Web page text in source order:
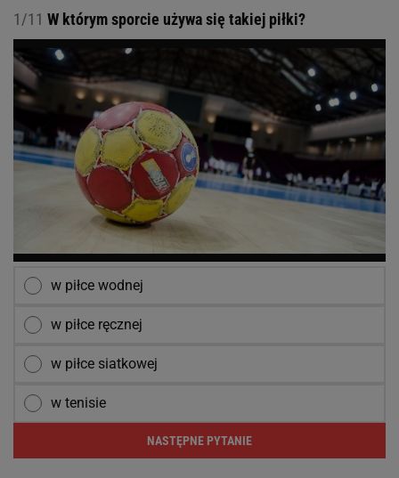
1/11 W którym sporcie używa się takiej piłki?
w piłce wodnej
w piłce ręcznej
w piłce siatkowej
w tenisie
NASTĘPNE PYTANIE